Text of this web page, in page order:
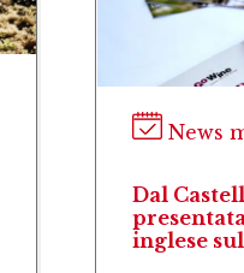
News
Dal
inglese